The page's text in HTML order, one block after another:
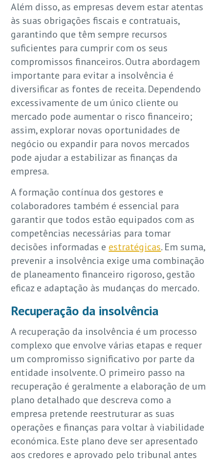
Além disso, as empresas devem estar atentas
às suas obrigações fiscais e contratuais,
garantindo que têm sempre recursos
suficientes para cumprir com os seus
compromissos financeiros. Outra abordagem
importante para evitar a insolvência é
diversificar as fontes de receita. Dependendo
excessivamente de um único cliente ou
mercado pode aumentar o risco financeiro;
assim, explorar novas oportunidades de
negócio ou expandir para novos mercados
pode ajudar a estabilizar as finanças da
empresa.
A formação contínua dos gestores e
colaboradores também é essencial para
garantir que todos estão equipados com as
competências necessárias para tomar
decisões informadas e estratégicas. Em suma,
prevenir a insolvência exige uma combinação
de planeamento financeiro rigoroso, gestão
eficaz e adaptação às mudanças do mercado.
Recuperação da insolvência
A recuperação da insolvência é um processo
complexo que envolve várias etapas e requer
um compromisso significativo por parte da
entidade insolvente. O primeiro passo na
recuperação é geralmente a elaboração de um
plano detalhado que descreva como a
empresa pretende reestruturar as suas
operações e finanças para voltar à viabilidade
económica. Este plano deve ser apresentado
aos credores e aprovado pelo tribunal antes